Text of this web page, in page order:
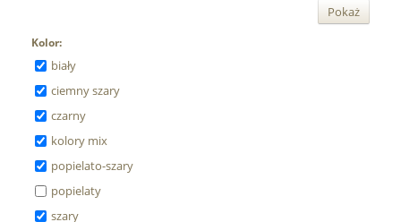
Pokaż
Kolor:
biały
ciemny szary
czarny
kolory mix
popielato-szary
popielaty
szary